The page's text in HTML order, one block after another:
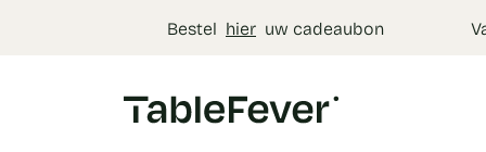
Bestel hier uw cadeaubon